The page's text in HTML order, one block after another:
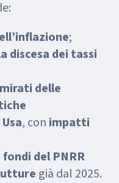
;
discesa dei tassi
delle
, con impatti
del PNRR
già dal 2025.